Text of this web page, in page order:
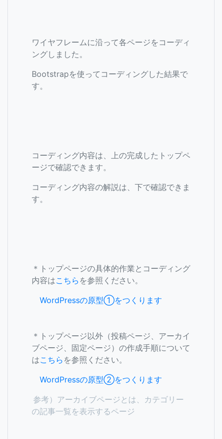
ワイヤフレームに沿って各ページをコーディ
ングしました。
Bootstrapを使ってコーディングした結果で
す。
コーディング内容は、上の完成したトップペ
ージで確認できます。
コーディング内容の解説は、下で確認できま
す。
＊トップページの具体的作業とコーディング
内容はこちら を参照ください。
WordPressの原型①をつくります
＊トップページ以外（投稿ページ、アーカイ
ブページ、固定ページ）の作成手順について
はこちら を参照ください。
WordPressの原型②をつくります
参考）アーカイブページとは、カテゴリー
の記事一覧を表示するページ